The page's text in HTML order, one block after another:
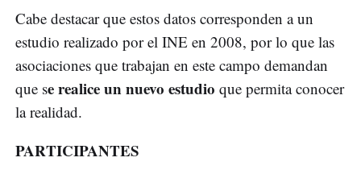
Cabe destacar que estos datos corresponden a un
estudio realizado por el INE en 2008, por lo que las
asociaciones que trabajan en este campo demandan
que se realice un nuevo estudio que permita conocer
la realidad.
PARTICIPANTES